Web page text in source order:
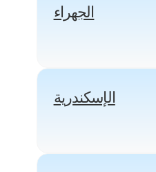
الجهراء
الإسكندرية